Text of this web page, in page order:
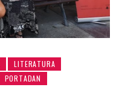
LITERATURA
PORTADAN